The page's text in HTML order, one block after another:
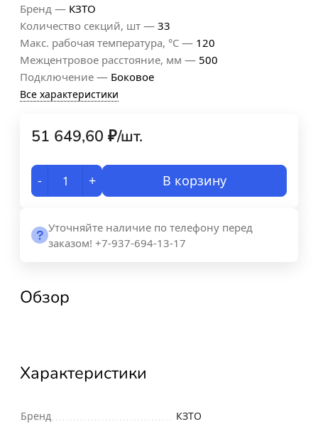
Бренд — КЗТО
Количество секций, шт — 33
Макс. рабочая температура, °С — 120
Межцентровое расстояние, мм — 500
Подключение — Боковое
Все характеристики
51 649,60 ₽/шт.
- + В корзину
Уточняйте наличие по телефону перед
заказом! +7-937-694-13-17
Обзор
Характеристики
Бренд
КЗТО